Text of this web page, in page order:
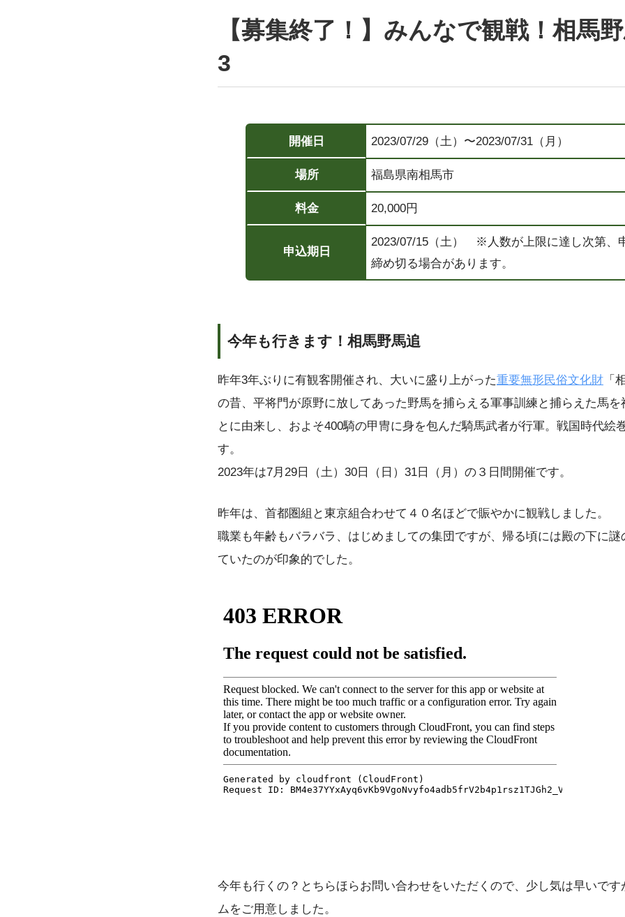
【募集終了！】みんなで観戦！相馬
3
開催日 2023/07/29（土）〜2023/07/31（月）
場所 福島県南相馬市
料金 20,000円
申込期日
2023/07/15（土） ※人数が上限に達し次第、
締め切る場合があります。
今年も行きます！相馬野馬追
昨年3年ぶりに有観客開催され、大いに盛り上がった重要無形民俗文化財 「
の昔、平将門が原野に放してあった野馬を捕らえる軍事訓練と捕らえた馬
とに由来し、およそ400騎の甲冑に身を包んだ騎馬武者が行軍。戦国時代絵
す。
2023年は7月29日（土）30日（日）31日（月）の３日間開催です。
昨年は、首都圏組と東京組合わせて４０名ほどで賑やかに観戦しました。
職業も年齢もバラバラ、はじめましての集団ですが、帰る頃には殿の下に
ていたのが印象的でした。
今年も行くの？とちらほらお問い合わせをいただくので、少し気は早いで
ムをご用意しました。